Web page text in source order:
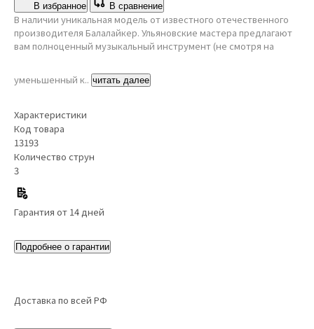
В избранное В сравнение
В наличии уникальная модель от известного отечественного
производителя Балалайкер. Ульяновские мастера предлагают
вам полноценный музыкальный инструмент (не смотря на
уменьшенный к.. читать далее
Характеристики
Код товара
13193
Количество струн
3
Гарантия от 14 дней
Подробнее о гарантии
Доставка по всей РФ